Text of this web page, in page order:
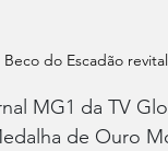
do Escadão
MG1 da TV
de Ouro